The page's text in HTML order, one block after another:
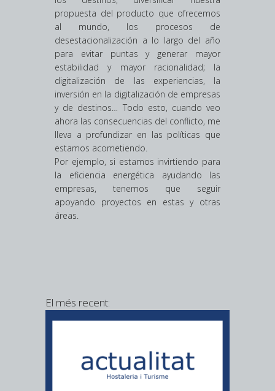
propuesta del producto que ofrecemos
al mundo, los procesos de
desestacionalización a lo largo del año
para evitar puntas y generar mayor
estabilidad y mayor racionalidad; la
digitalización de las experiencias, la
inversión en la digitalización de empresas
y de destinos… Todo esto, cuando veo
ahora las consecuencias del conflicto, me
lleva a profundizar en las políticas que
estamos acometiendo.
Por ejemplo, si estamos invirtiendo para
la eficiencia energética ayudando las
empresas, tenemos que seguir
apoyando proyectos en estas y otras
áreas.
El més recent: